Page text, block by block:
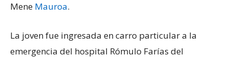
Mene Mauroa.
La joven fue ingresada en carro particular a la
emergencia del hospital Rómulo Farías del